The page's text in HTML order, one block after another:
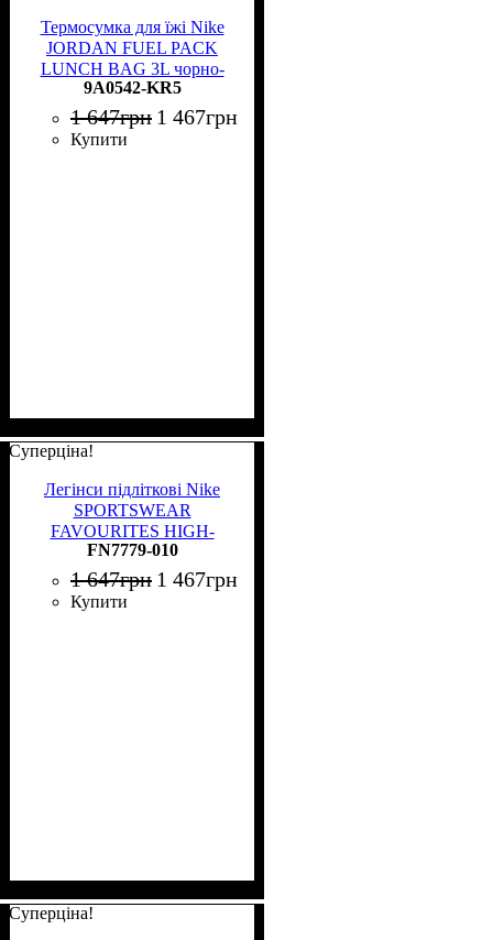
Термосумка для їжі Nike
JORDAN FUEL PACK
LUNCH BAG 3L ​​чорно-
темно-сіро-червона
9A0542-KR5
9A0542-KR5
1 647грн 1 467грн
Купити
Суперціна!
Легінси підліткові Nike
SPORTSWEAR
FAVOURITES HIGH-
WAISTED чорні FN7779-
010
FN7779-010
1 647грн 1 467грн
Купити
Суперціна!